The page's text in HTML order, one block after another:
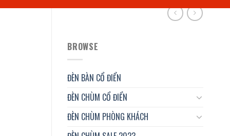
BROWSE
ĐÈN BÀN CỔ ĐIỂN
ĐÈN CHÙM CỔ ĐIỂN
ĐÈN CHÙM PHÒNG KHÁCH